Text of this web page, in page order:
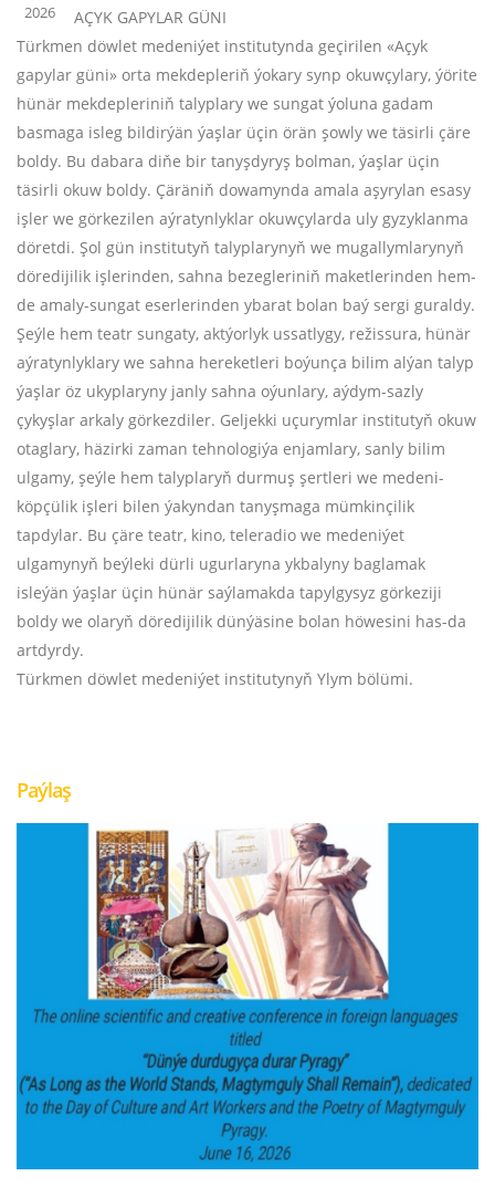
2026
AÇYK GAPYLAR GÜNI
Türkmen döwlet medeniýet institutynda geçirilen «Açyk
gapylar güni» orta mekdepleriň ýokary synp okuwçylary, ýörite
hünär mekdepleriniň talyplary we sungat ýoluna gadam
basmaga isleg bildirýän ýaşlar üçin örän şowly we täsirli çäre
boldy. Bu dabara diňe bir tanyşdyryş bolman, ýaşlar üçin
täsirli okuw boldy. Çäräniň dowamynda amala aşyrylan esasy
işler we görkezilen aýratynlyklar okuwçylarda uly gyzyklanma
döretdi. Şol gün institutyň talyplarynyň we mugallymlarynyň
döredijilik işlerinden, sahna bezegleriniň maketlerinden hem-
de amaly-sungat eserlerinden ybarat bolan baý sergi guraldy.
Şeýle hem teatr sungaty, aktýorlyk ussatlygy, režissura, hünär
aýratynlyklary we sahna hereketleri boýunça bilim alýan talyp
ýaşlar öz ukyplaryny janly sahna oýunlary, aýdym-sazly
çykyşlar arkaly görkezdiler. Geljekki uçurymlar institutyň okuw
otaglary, häzirki zaman tehnologiýa enjamlary, sanly bilim
ulgamy, şeýle hem talyplaryň durmuş şertleri we medeni-
köpçülik işleri bilen ýakyndan tanyşmaga mümkinçilik
tapdylar. Bu çäre teatr, kino, teleradio we medeniýet
ulgamynyň beýleki dürli ugurlaryna ykbalyny baglamak
isleýän ýaşlar üçin hünär saýlamakda tapylgysyz görkeziji
boldy we olaryň döredijilik dünýäsine bolan höwesini has-da
artdyrdy.
Türkmen döwlet medeniýet institutynyň Ylym bölümi.
Paýlaş